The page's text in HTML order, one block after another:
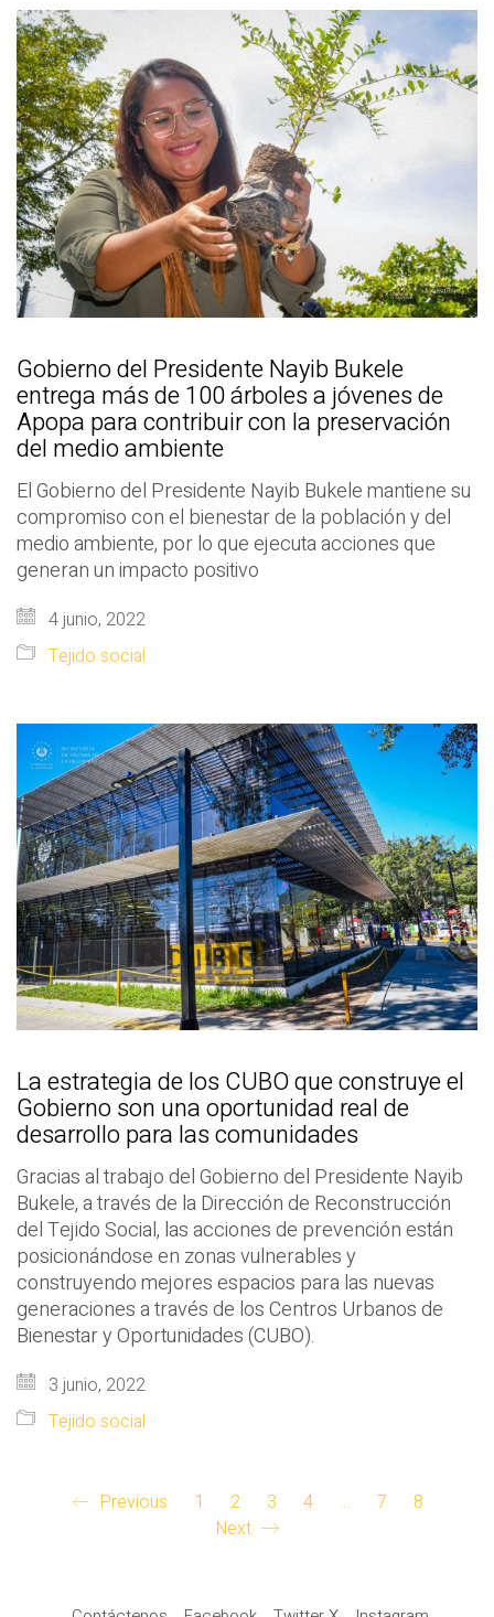
Gobierno del Presidente Nayib Bukele
entrega más de 100 árboles a jóvenes de
Apopa para contribuir con la preservación
del medio ambiente
El Gobierno del Presidente Nayib Bukele mantiene su
compromiso con el bienestar de la población y del
medio ambiente, por lo que ejecuta acciones que
generan un impacto positivo
4 junio, 2022
Tejido social
La estrategia de los CUBO que construye el
Gobierno son una oportunidad real de
desarrollo para las comunidades
Gracias al trabajo del Gobierno del Presidente Nayib
Bukele, a través de la Dirección de Reconstrucción
del Tejido Social, las acciones de prevención están
posicionándose en zonas vulnerables y
construyendo mejores espacios para las nuevas
generaciones a través de los Centros Urbanos de
Bienestar y Oportunidades (CUBO).
3 junio, 2022
Tejido social
Previous 1 2 3 4 … 7
8
Next